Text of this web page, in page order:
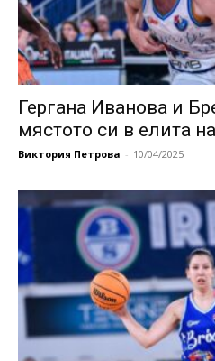
Гергана Иванова и
мястото си в елита
Виктория Петрова - 10/04/2025